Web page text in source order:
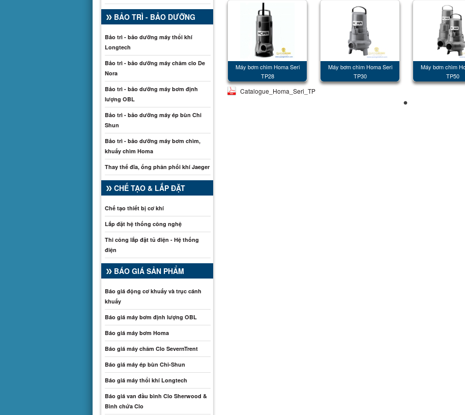
BẢO TRÌ - BẢO DƯỠNG
Bảo trì - bảo dưỡng máy thổi khí
Longtech
Bảo trì - bảo dưỡng máy châm clo De
Nora
Bảo trì - bảo dưỡng máy bơm định
lượng OBL
Bảo trì - bảo dưỡng máy ép bùn Chi
Shun
Bảo trì - bảo dưỡng máy bơm chìm,
khuấy chìm Homa
Thay thế đĩa, ống phân phối khí Jaeger
CHẾ TẠO & LẮP ĐẶT
Chế tạo thiết bị cơ khí
Lắp đặt hệ thống công nghệ
Thi công lắp đặt tủ điện - Hệ thống
điện
BÁO GIÁ SẢN PHẨM
Báo giá động cơ khuấy và trục cánh
khuấy
Báo giá máy bơm định lượng OBL
Báo giá máy bơm Homa
Báo giá máy châm Clo SevernTrent
Báo giá máy ép bùn Chi-Shun
Báo giá máy thổi khí Longtech
Báo giá van đầu bình Clo Sherwood &
Bình chứa Clo
Máy bơm chìm Homa Seri
TP28
Catalogue_Homa_Seri_TP
Máy bơm chìm Homa Seri
TP30
Máy bơm chìm
TP50